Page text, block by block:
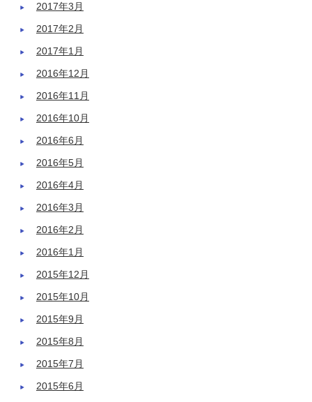
2017年3月
2017年2月
2017年1月
2016年12月
2016年11月
2016年10月
2016年6月
2016年5月
2016年4月
2016年3月
2016年2月
2016年1月
2015年12月
2015年10月
2015年9月
2015年8月
2015年7月
2015年6月